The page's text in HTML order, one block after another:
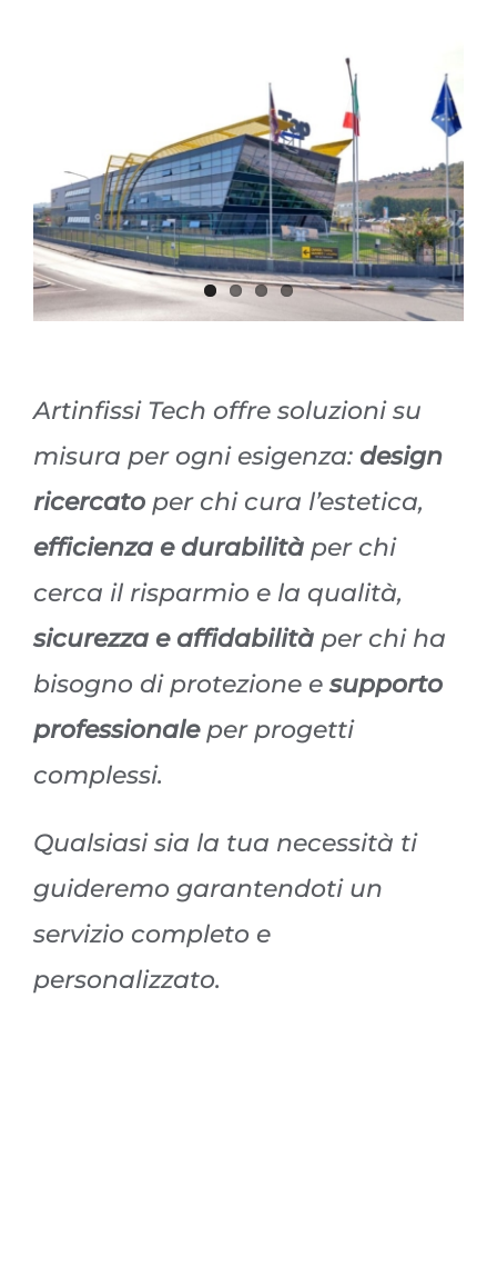
Artinfissi Tech offre soluzioni su
misura per ogni esigenza: design
ricercatoper chi cura l’estetica,
efficienza e durabilitàper chi
cerca il risparmio e la qualità,
sicurezza e affidabilitàper chi ha
bisogno di protezione esupporto
professionaleper progetti
complessi.
Qualsiasi sia la tua necessità ti
guideremo garantendoti un
servizio completo e
personalizzato.